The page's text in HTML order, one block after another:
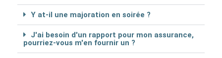
Y at-il une majoration en soirée ?
J'ai besoin d'un rapport pour mon assurance,
pourriez-vous m'en fournir un ?